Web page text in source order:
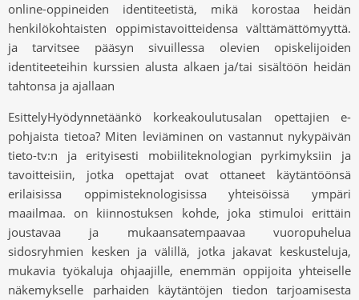
online-oppineiden identiteetistä, mikä korostaa heidän
henkilökohtaisten oppimistavoitteidensa välttämättömyyttä.
ja tarvitsee pääsyn sivuillessa olevien opiskelijoiden
identiteeteihin kurssien alusta alkaen ja/tai sisältöön heidän
tahtonsa ja ajallaan
EsittelyHyödynnetäänkö korkeakoulutusalan opettajien e-
pohjaista tietoa? Miten leviäminen on vastannut nykypäivän
tieto-tv:n ja erityisesti mobiiliteknologian pyrkimyksiin ja
tavoitteisiin, jotka opettajat ovat ottaneet käytäntöönsä
erilaisissa oppimisteknologisissa yhteisöissä ympäri
maailmaa. on kiinnostuksen kohde, joka stimuloi erittäin
joustavaa ja mukaansatempaavaa vuoropuhelua
sidosryhmien kesken ja välillä, jotka jakavat keskusteluja,
mukavia työkaluja ohjaajille, enemmän oppijoita yhteiselle
näkemykselle parhaiden käytäntöjen tiedon tarjoamisesta